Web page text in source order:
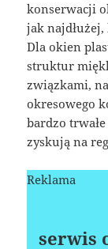
konserwacji
jak
Dla okien
struktur
związkami,
okresowego
bardzo
zyskują na
Reklama
serwis